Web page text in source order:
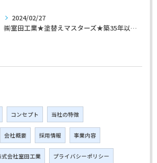
2024/02/27
㈱室田工業★塗替えマスターズ★築35年以上のお宅の施工事例
コンセプト 当社の特徴
会社概要 採用情報 事業内容
式会社室田工業 プライバシーポリシー